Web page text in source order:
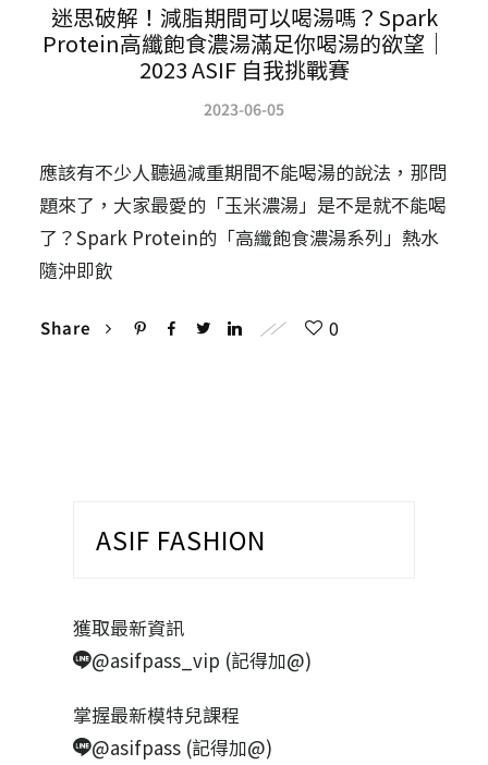
迷思破解！減脂期間可以喝湯嗎？Spark
Protein高纖飽食濃湯滿足你喝湯的欲望｜
2023 ASIF 自我挑戰賽
2023-06-05
應該有不少人聽過減重期間不能喝湯的說法，那問
題來了，大家最愛的「玉米濃湯」是不是就不能喝
了？Spark Protein的「高纖飽食濃湯系列」熱水
隨沖即飲
Share 0
ASIF FASHION
獲取最新資訊
@asifpass_vip (記得加@)
掌握最新模特兒課程
@asifpass (記得加@)